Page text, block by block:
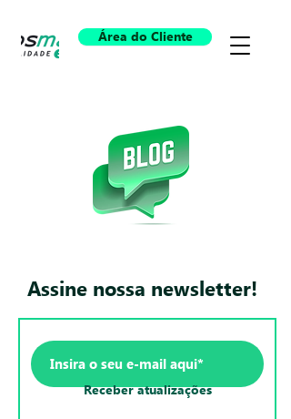
Área do Cliente
Assine nossa newsletter!
Receber atualizações